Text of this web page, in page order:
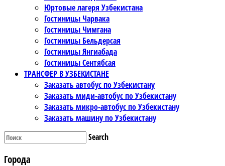
Юртовые лагеря Узбекистана
Гостиницы Чарвака
Гостиницы Чимгана
Гостиницы Бельдерсая
Гостиницы Янгиабада
Гостиницы Сентябсая
ТРАНСФЕР В УЗБЕКИСТАНЕ
Заказать автобус по Узбекистану
Заказать миди-автобус по Узбекистану
Заказать микро-автобус по Узбекистану
Заказать машину по Узбекистану
Search
Города